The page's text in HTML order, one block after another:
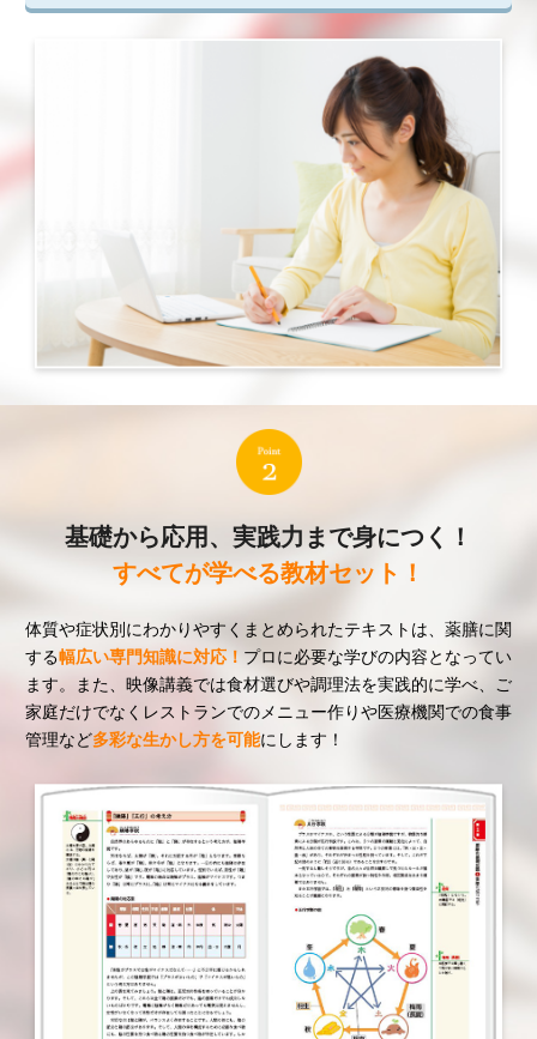
基礎から応用、実践力まで身につく！
すべてが学べる教材セット！
体質や症状別にわかりやすくまとめられたテキストは、薬膳に関
する幅広い専門知識に対応！ プロに必要な学びの内容となってい
ます。また、映像講義では食材選びや調理法を実践的に学べ、ご
家庭だけでなくレストランでのメニュー作りや医療機関での食事
管理など多彩な生かし方を可能にします！